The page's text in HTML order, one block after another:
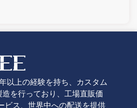
以上の経験を持ち、カスタム
を行っており、工場直販価
ビス、世界中への配送を提供